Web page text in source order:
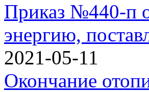
Приказ №440-п
энергию,
2021-05-11
Окончание